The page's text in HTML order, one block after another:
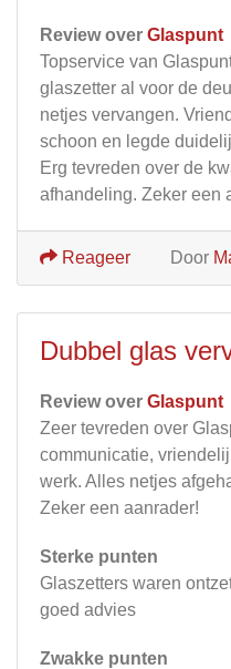
Review over Glaspunt
Topservice van
glaszetter al voor de
netjes vervangen.
schoon en legde
Erg tevreden over de
afhandeling. Zeker een
Door
Reageer
Dubbel glas
Review over Glaspunt
Zeer tevreden over
communicatie,
werk. Alles netjes
Zeker een aanrader!
Sterke punten
Glaszetters waren
goed advies
Zwakke punten